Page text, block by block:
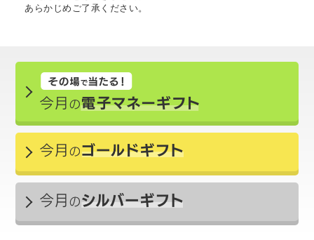
あらかじめご了承ください。